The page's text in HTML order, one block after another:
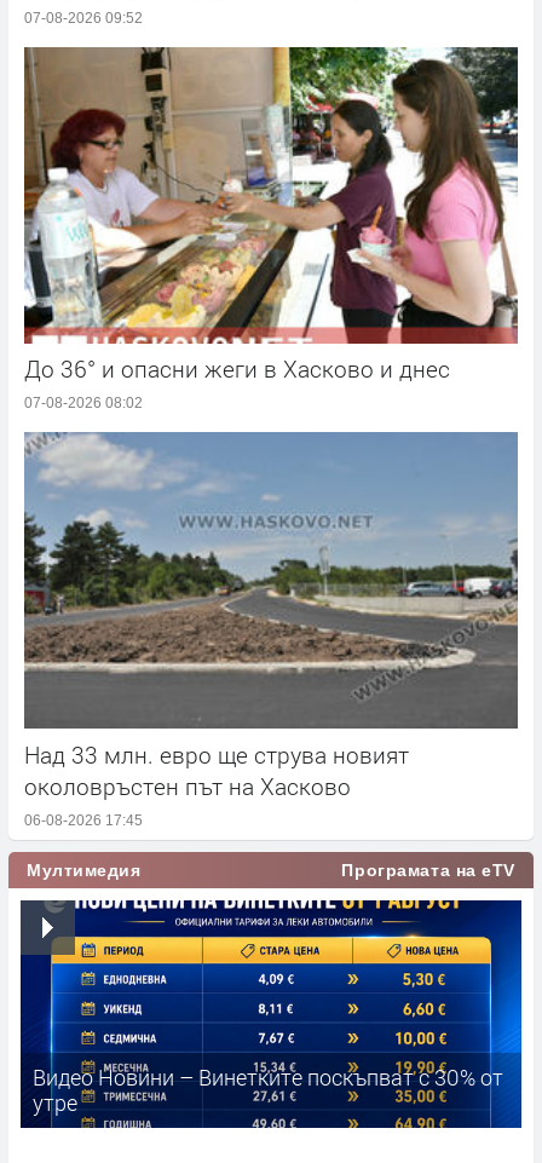
07-08-2026 09:52
До 36° и опасни жеги в Хасково и днес
07-08-2026 08:02
Над 33 млн. евро ще струва новият
околовръстен път на Хасково
06-08-2026 17:45
Мултимедия Програмата на eTV
Видео Новини – Винетките поскъпват с 30% от
утре